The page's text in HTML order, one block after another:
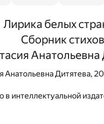
Лирика белых
Сборник стихов
Анатольевна
Анатольевна Дитятева,
в интеллектуальной